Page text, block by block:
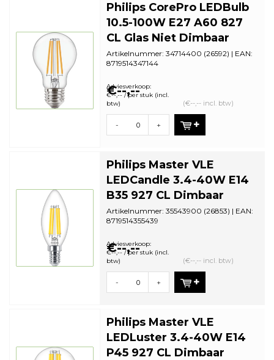
Philips CorePro LEDBulb
10.5-100W E27 A60 827
CL Glas Niet Dimbaar
Artikelnummer: 34714400 (26592) | EAN:
8719514347144
bestelhoeveelh...
€--,--
Adviesverkoop:
€--,-- / per stuk (incl.
btw)
(€--,-- incl. btw)
- +
Philips Master VLE
LEDCandle 3.4-40W E14
B35 927 CL Dimbaar
Artikelnummer: 35543900 (26853) | EAN:
8719514355439
bestelhoeveelh...
€--,--
Adviesverkoop:
€--,-- / per stuk (incl.
btw)
(€--,-- incl. btw)
- +
Philips Master VLE
LEDLuster 3.4-40W E14
P45 927 CL Dimbaar